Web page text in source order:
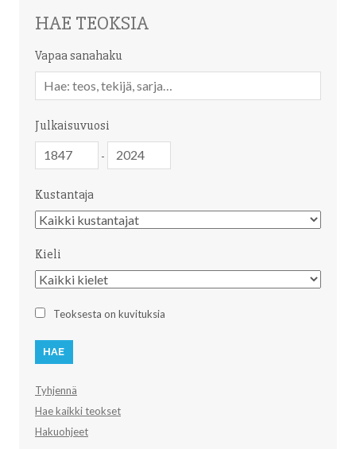
HAE TEOKSIA
Vapaa sanahaku
sanahaku
Julkaisuvuosi
-
Kustantaja
Kustantaja
Kieli
Kieli
Teoksesta on kuvituksia
Tyhjennä
Hae kaikki teokset
Hakuohjeet